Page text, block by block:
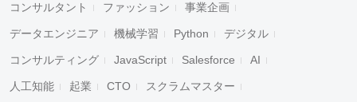
コンサルタント ファッション 事業企画
データエンジニア 機械学習 Python デジタル
コンサルティング JavaScript Salesforce AI
人工知能 起業 CTO スクラムマスター